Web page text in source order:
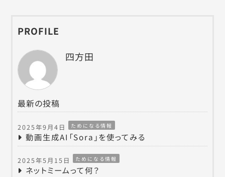
PROFILE
四方田
最新の投稿
2025年9月4日 ためになる情報
動画生成AI「Sora」を使ってみる
2025年5月15日 ためになる情報
ネットミームって何？